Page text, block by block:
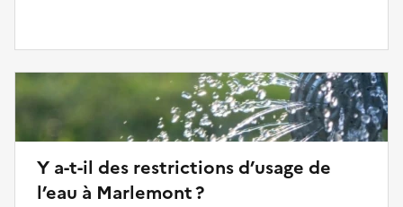
Y a-t-il des restrictions d’usage de
l’eau à Marlemont ?